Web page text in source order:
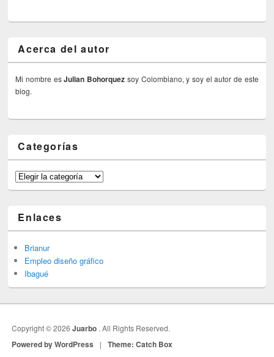
Acerca del autor
Mi nombre esJulian Bohorquez soy Colombiano, y soy el autor de este
blog.
Categorías
Categorías
Enlaces
Brianur
Empleo diseño gráfico
Ibagué
Copyright © 2026Juarbo . All Rights Reserved.
Powered by WordPress | Theme: Catch Box